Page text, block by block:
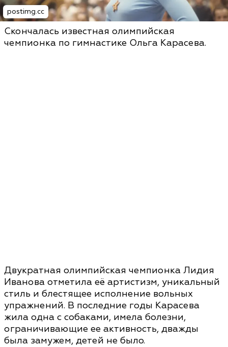
postimg.cc
Скончалась известная олимпийская
чемпионка по гимнастике Ольга Карасева.
Двукратная олимпийская чемпионка Лидия
Иванова отметила её артистизм, уникальный
стиль и блестящее исполнение вольных
упражнений. В последние годы Карасева
жила одна с собаками, имела болезни,
ограничивающие ее активность, дважды
была замужем, детей не было.